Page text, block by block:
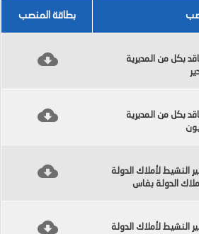
بطاقة المنصب
بكل من المديرية
بكل من المديرية
النشيط لأملاك الدولة
الدولة بفاس
النشيط لأملاك الدولة